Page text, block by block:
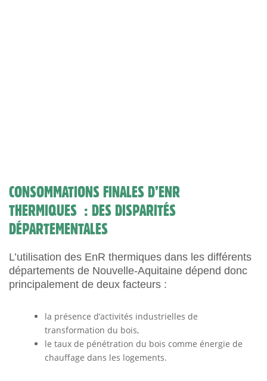
CONSOMMATIONS FINALES D’ENR
THERMIQUES : DES DISPARITÉS
DÉPARTEMENTALES
L’utilisation des EnR thermiques dans les différents
départements de Nouvelle-Aquitaine dépend donc
principalement de deux facteurs :
la présence d’activités industrielles de
transformation du bois,
le taux de pénétration du bois comme énergie de
chauffage dans les logements.